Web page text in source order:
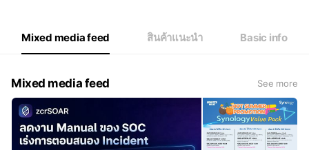
09:00 - 18:00
Online 24 ชม.
Mixed media feed สินค้าแนะนำ Basic info
Mixed media feed See more